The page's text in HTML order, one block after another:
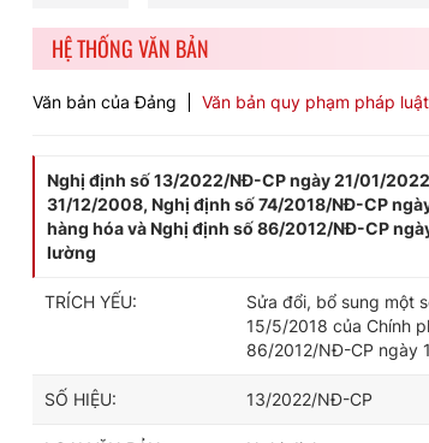
HỆ THỐNG VĂN BẢN
Văn bản của Đảng Văn bản quy phạm pháp luật
Nghị định số 13/2022/NĐ-CP ngày 21/01/
31/12/2008, Nghị định số 74/2018/NĐ-CP
hàng hóa và Nghị định số 86/2012/NĐ-CP
lường
TRÍCH YẾU:
Sửa đổi, bổ sung một
15/5/2018 của Chính
86/2012/NĐ-CP ngày
SỐ HIỆU: 13/2022/NĐ-CP